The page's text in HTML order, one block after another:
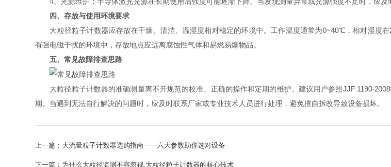
四、存放与使用环境要求
大粒径粒子计数器应存放在干燥、清洁、温湿度相对稳定的环境中。工作温度通常为0~40℃，相对湿度在
有强电磁干扰的环境中，存放地点应远离腐蚀性气体和易燃易爆物品。
五、常见故障排查思路
大粒径粒子计数器的准确测量离不开规范的校准、正确的操作和定期的维护。建议用户参照JJF 1190-
期。当遇到无法自行解决的问题时，应及时联系厂家或专业技术人员进行处理，避免擅自拆改导致设备损坏。
上一篇： 大流量粒子计数器选购指南——六大参数助你选对设备
下一篇： 为什么大粒径监测不容忽视,大粒径粒子计数器的核心技术